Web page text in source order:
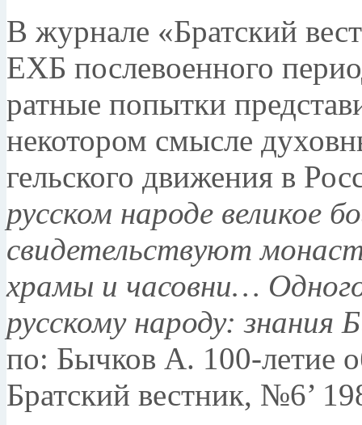
В журнале «Братский
ЕХБ послево­енного
ратные попытки
некотором смыс­ле
гельского движения в
русском наро­де великое
свидетельствуют
храмы и часовни…
русскому народу: знания
по: Бычков А. 100-летие
Братский вест­ник, №6’